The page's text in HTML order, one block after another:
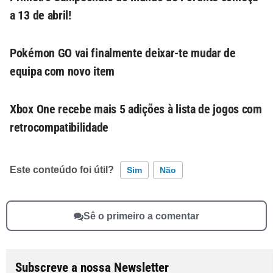
a 13 de abril!
Pokémon GO vai finalmente deixar-te mudar de
equipa com novo item
Xbox One recebe mais 5 adições à lista de jogos com
retrocompatibilidade
Este conteúdo foi útil? Sim Não
Este conteúdo não tem a informação que procuro
Sê o primeiro a comentar
Subscreve a nossa Newsletter